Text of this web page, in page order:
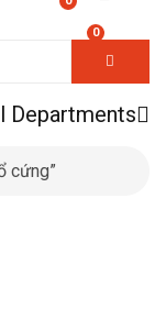
0
Departments
cứng”